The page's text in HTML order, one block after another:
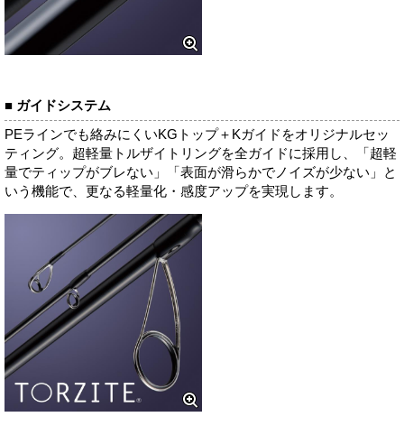
■ ガイドシステム
PEラインでも絡みにくいKGトップ＋Kガイドをオリジナルセッ
ティング。超軽量トルザイトリングを全ガイドに採用し、「超軽
量でティップがブレない」「表面が滑らかでノイズが少ない」と
いう機能で、更なる軽量化・感度アップを実現します。